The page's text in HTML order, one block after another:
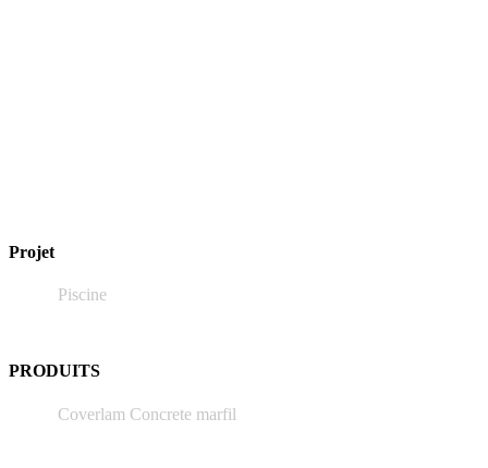
Projet
Piscine
PRODUITS
Coverlam Concrete marfil